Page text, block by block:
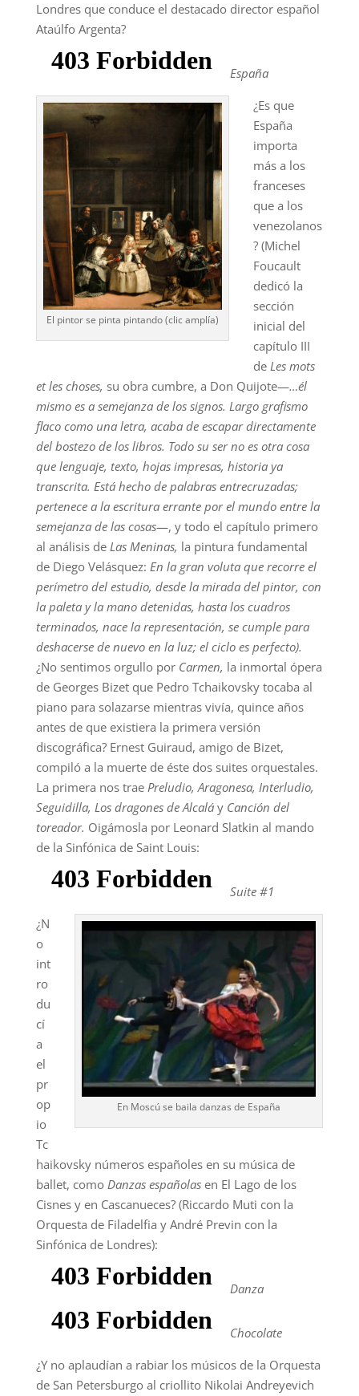
Londres que conduce el destacado director español
Ataúlfo Argenta?
España
El pintor se pinta pintando (clic amplía)
¿Es que
España
importa
más a los
franceses
que a los
venezolanos
? (Michel
Foucault
dedicó la
sección
inicial del
capítulo III
de Les mots
et les choses, su obra cumbre, a Don Quijote—…él
mismo es a semejanza de los signos. Largo grafismo
flaco como una letra, acaba de escapar directamente
del bostezo de los libros. Todo su ser no es otra cosa
que lenguaje, texto, hojas impresas, historia ya
transcrita. Está hecho de palabras entrecruzadas;
pertenece a la escritura errante por el mundo entre la
semejanza de las cosas—, y todo el capítulo primero
al análisis de Las Meninas, la pintura fundamental
de Diego Velásquez: En la gran voluta que recorre el
perímetro del estudio, desde la mirada del pintor, con
la paleta y la mano detenidas, hasta los cuadros
terminados, nace la representación, se cumple para
deshacerse de nuevo en la luz; el ciclo es perfecto).
¿No sentimos orgullo por Carmen, la inmortal ópera
de Georges Bizet que Pedro Tchaikovsky tocaba al
piano para solazarse mientras vivía, quince años
antes de que existiera la primera versión
discográfica? Ernest Guiraud, amigo de Bizet,
compiló a la muerte de éste dos suites orquestales.
La primera nos trae Preludio, Aragonesa, Interludio,
Seguidilla, Los dragones de Alcalá yCanción del
toreador. Oigámosla por Leonard Slatkin al mando
de la Sinfónica de Saint Louis:
Suite #1
En Moscú se baila danzas de España
¿N
o
int
ro
du
cí
a
el
pr
op
io
Tc
haikovsky números españoles en su música de
ballet, como Danzas españolasen El Lago de los
Cisnes y en Cascanueces? (Riccardo Muti con la
Orquesta de Filadelfia y André Previn con la
Sinfónica de Londres):
Danza
Chocolate
¿Y no aplaudían a rabiar los músicos de la Orquesta
de San Petersburgo al criollito Nikolai Andreyevich